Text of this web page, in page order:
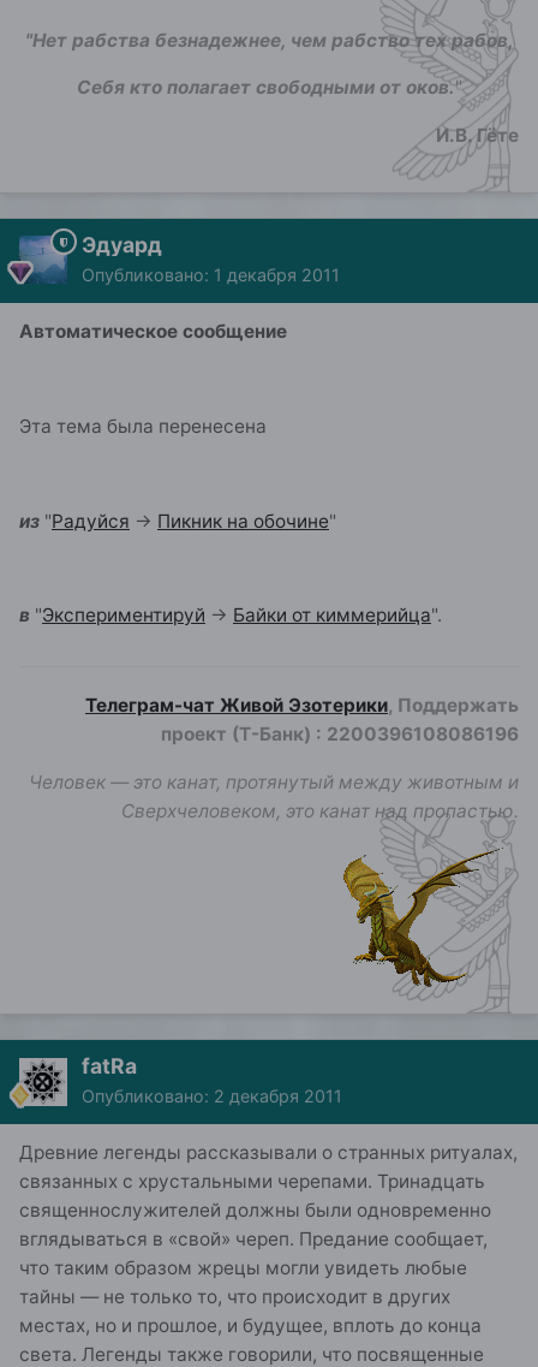
"Нет рабства безнадежнее, чем рабство тех рабов,
Себя кто полагает свободными от оков."
И.В. Гёте
Эдуард
Опубликовано: 1 декабря 2011
Автоматическое сообщение
Эта тема была перенесена
из "Радуйся -> Пикник на обочине"
в "Экспериментируй -> Байки от киммерийца".
Телеграм-чат Живой Эзотерики, Поддержать
проект (Т-Банк) : 2200396108086196
Человек — это канат, протянутый между животным и
Сверхчеловеком, это канат над пропастью.
fatRa
Опубликовано: 2 декабря 2011
Древние легенды рассказывали о странных ритуалах,
связанных с хрустальными черепами. Тринадцать
священнослужителей должны были одновременно
вглядываться в «свой» череп. Предание сообщает,
что таким образом жрецы могли увидеть любые
тайны — не только то, что происходит в других
местах, но и прошлое, и будущее, вплоть до конца
света. Легенды также говорили, что посвященные